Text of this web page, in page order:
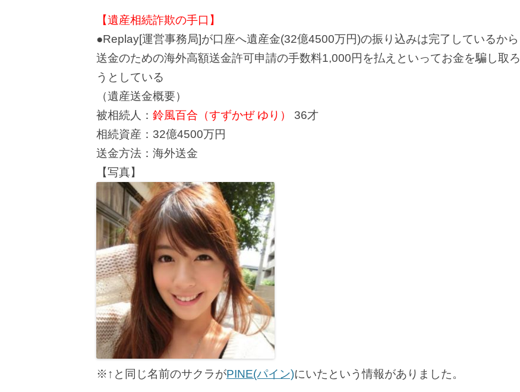
【遺産相続詐欺の手口】
●Replay[運営事務局]が口座へ遺産金(32億4500万円)の振り込みは完了しているから
送金のための海外高額送金許可申請の手数料1,000円を払えといってお金を騙し取ろ
うとしている
（遺産送金概要）
被相続人： 鈴風百合（すずかぜ ゆり）
36才
相続資産：32億4500万円
送金方法：海外送金
【写真】
※↑と同じ名前のサクラがPINE(パイン)にいたという情報がありました。